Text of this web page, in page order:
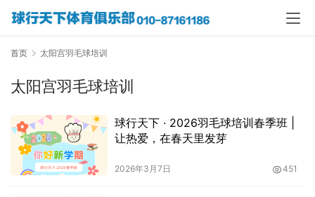
首页 太阳宫羽毛球培训
太阳宫羽毛球培训
球行天下 · 2026羽毛球培训春季班 |
让热爱，在春天里发芽
2026年3月7日 451